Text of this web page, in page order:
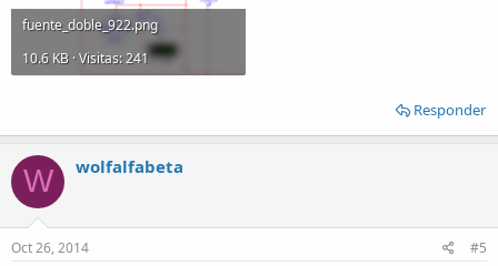
fuente_doble_922.png
10.6 KB · Visitas: 241
Responder
W wolfalfabeta
Oct 26, 2014 #5